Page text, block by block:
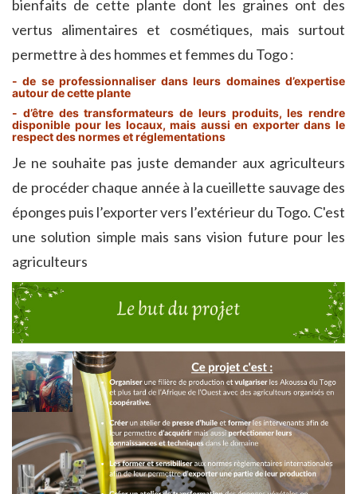
bienfaits de cette plante dont les graines ont des
vertus alimentaires et cosmétiques, mais surtout
permettre à des hommes et femmes du Togo :
- de se professionnaliser dans leurs domaines d’expertise
autour de cette plante
- d’être des transformateurs de leurs produits, les rendre
disponible pour les locaux, mais aussi en exporter dans le
respect des normes et réglementations
Je ne souhaite pas juste demander aux agriculteurs
de procéder chaque année à la cueillette sauvage des
éponges puis l’exporter vers l’extérieur du Togo. C'est
une solution simple mais sans vision future pour les
agriculteurs